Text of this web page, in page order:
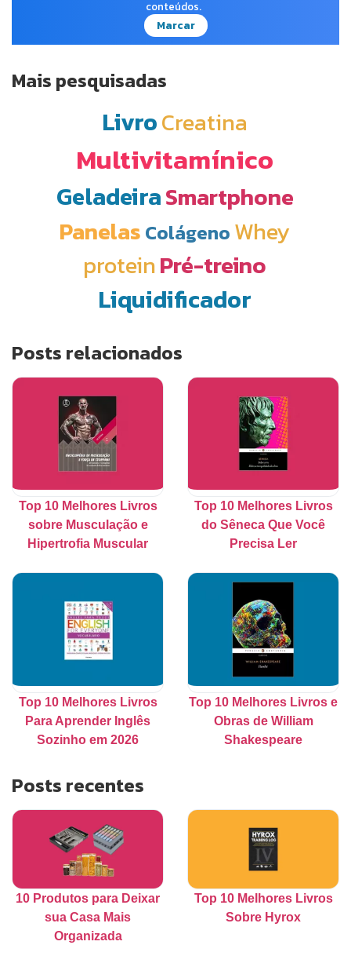
conteúdos.
Marcar
Mais pesquisadas
LivroCreatina
Multivitamínico
GeladeiraSmartphone
Panelas Colágeno Whey
proteinPré-treino
Liquidificador
Posts relacionados
Top 10 Melhores Livros
sobre Musculação e
Hipertrofia Muscular
Top 10 Melhores Livros
do Sêneca Que Você
Precisa Ler
Top 10 Melhores Livros
Para Aprender Inglês
Sozinho em 2026
Top 10 Melhores Livros e
Obras de William
Shakespeare
Posts recentes
10 Produtos para Deixar
sua Casa Mais
Organizada
Top 10 Melhores Livros
Sobre Hyrox